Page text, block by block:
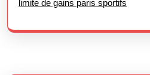
limite de gains paris sportifs